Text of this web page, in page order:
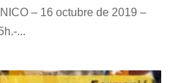
– 16 octubre de 2019 –
...